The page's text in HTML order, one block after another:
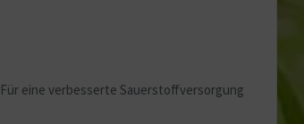
eine verbesserte Sauerstoffversorgung